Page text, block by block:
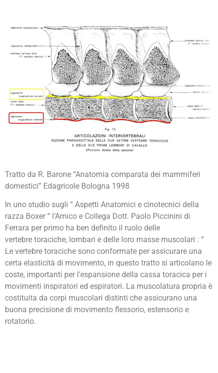
Tratto da R. Barone “Anatomia comparata dei mammiferi
domestici” Edagricole Bologna 1998
In uno studio sugli “ Aspetti Anatomici e cinotecnici della
razza Boxer “ l’Amico e Collega Dott. Paolo Piccinini di
Ferrara per primo ha ben definito il ruolo delle
vertebre toraciche, lombari e delle loro masse muscolari : “
Le vertebre toraciche sono conformate per assicurare una
certa elasticità di movimento, in questo tratto si articolano le
coste, importanti per l’espansione della cassa toracica per i
movimenti inspiratori ed espiratori. La muscolatura propria è
costituita da corpi muscolari distinti che assicurano una
buona precisione di movimento flessorio, estensorio e
rotatorio.